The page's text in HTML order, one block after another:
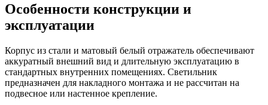
Особенности конструкции и
эксплуатации
Корпус из стали и матовый белый отражатель обеспечивают
аккуратный внешний вид и длительную эксплуатацию в
стандартных внутренних помещениях. Светильник
предназначен для накладного монтажа и не рассчитан на
подвесное или настенное крепление.